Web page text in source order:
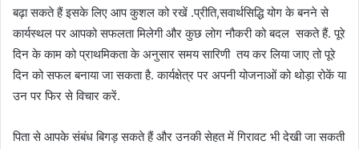
बढ़ा सकते हैं इसके लिए आप कुशल को रखें .प्रीति,सवार्थसिद्धि योग के बनने से
कार्यस्थल पर आपको सफलता मिलेगी और कुछ लोग नौकरी को बदल सकते हैं. पूरे
दिन के काम को प्राथमिकता के अनुसार समय सारिणी तय कर लिया जाए तो पूरे
दिन को सफल बनाया जा सकता है. कार्यक्षेत्र पर अपनी योजनाओं को थोड़ा रोकें या
उन पर फिर से विचार करें.
पिता से आपके संबंध बिगड़ सकते हैं और उनकी सेहत में गिरावट भी देखी जा सकती